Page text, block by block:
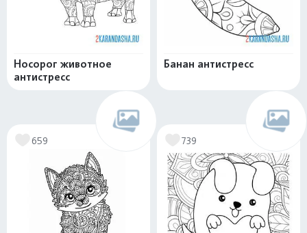
Носорог животное
антистресс
Банан антистресс
659 739